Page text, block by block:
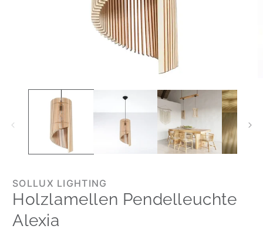
SOLLUX LIGHTING
Holzlamellen Pendelleuchte
Alexia